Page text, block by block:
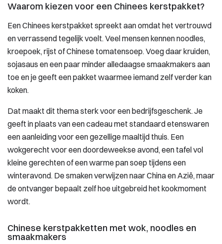
Waarom kiezen voor een Chinees kerstpakket?
Een Chinees kerstpakket spreekt aan omdat het vertrouwd
en verrassend tegelijk voelt. Veel mensen kennen noodles,
kroepoek, rijst of Chinese tomatensoep. Voeg daar kruiden,
sojasaus en een paar minder alledaagse smaakmakers aan
toe en je geeft een pakket waarmee iemand zelf verder kan
koken.
Dat maakt dit thema sterk voor een bedrijfsgeschenk. Je
geeft in plaats van een cadeau met standaard etenswaren
een aanleiding voor een gezellige maaltijd thuis. Een
wokgerecht voor een doordeweekse avond, een tafel vol
kleine gerechten of een warme pan soep tijdens een
winteravond. De smaken verwijzen naar China en Azië, maar
de ontvanger bepaalt zelf hoe uitgebreid het kookmoment
wordt.
Chinese kerstpakketten met wok, noodles en
smaakmakers